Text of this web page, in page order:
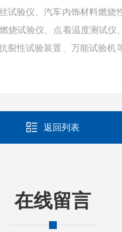
试验仪、汽车内饰材料燃
烧试验仪、点着温度测试
裂性试验装置、万能试验
返回列表
在线留言